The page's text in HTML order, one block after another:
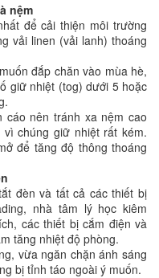
nệm
để cải thiện môi trường
vải linen (vải lanh) thoáng
đắp chăn vào mùa hè,
giữ nhiệt (tog) dưới 5 hoặc
cáo nên tránh xa nệm cao
chúng giữ nhiệt rất kém.
để tăng độ thông thoáng
đèn và tất cả các thiết bị
nhà tâm lý học kiêm
các thiết bị cắm điện và
tăng nhiệt độ phòng.
vừa ngăn chặn ánh sáng
bị tỉnh táo ngoài ý muốn.